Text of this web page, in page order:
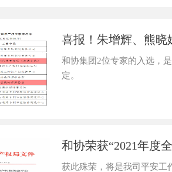
喜报！朱增辉、熊晓
和协集团2位专家的入选，
定。
和协荣获“2021年度
获此殊荣，将是我司平安工